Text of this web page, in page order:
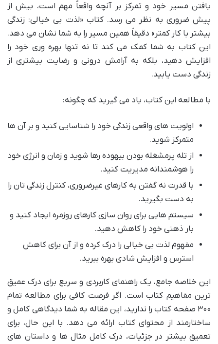
یافتن مسیر خود و تمرکز بر آنچه واقعاً مهم است، بیش از
پیش ضروری به نظر می رسد. کتاب «لذت بی خیالی: زندگی
بیشتر با کار کمتر» دقیقاً همین مسیر را به شما نشان می دهد.
این کتاب به شما کمک می کند تا نه تنها بهره وری خود را
افزایش دهید، بلکه به آرامش درونی و رضایت بیشتری از
زندگی دست یابید.
با مطالعه این کتاب، یاد می گیرید که چگونه:
اولویت های واقعی زندگی خود را شناسایی کنید و بر آن ها
متمرکز شوید.
از تله پرمشغله بودن بیهوده رها شوید و زمان و انرژی خود
را هوشمندانه مدیریت کنید.
با قدرت نه گفتن به کارهای غیرضروری، کنترل زندگی تان را
به دست بگیرید.
سیستم هایی برای روان سازی کارهای روزمره ایجاد کنید و
بار ذهنی خود را کاهش دهید.
مفهوم لذت بی خیالی را درک کرده و از آن برای کاهش
استرس و افزایش شادی بهره ببرید.
این خلاصه جامع، یک راهنمای کاربردی و سریع برای درک عمیق
ترین مفاهیم کتاب است. اگر فرصت کافی برای مطالعه تمام
۳۰۰ صفحه کتاب را ندارید، این مقاله به شما دیدگاهی کامل و
ساختارمند از محتوای کتاب ارائه می دهد. با این حال، برای
تعمیق بیشتر در جزئیات، درک کامل مثال ها و داستان های